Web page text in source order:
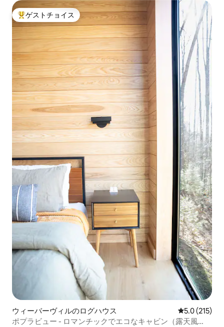
大好評のゲストチョイスです。
ゲストチョイス
ウィーバーヴィルのログハウス レビュー215
5.0 (215)
ポプラビュー - ロマンチックでエコなキャビン（露天風